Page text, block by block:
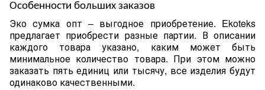
Особенности больших заказов
Эко сумка опт – выгодное приобретение. Ekoteks
предлагает приобрести разные партии. В описании
каждого товара указано, каким может быть
минимальное количество товара. При этом можно
заказать пять единиц или тысячу, все изделия будут
одинаково качественными.